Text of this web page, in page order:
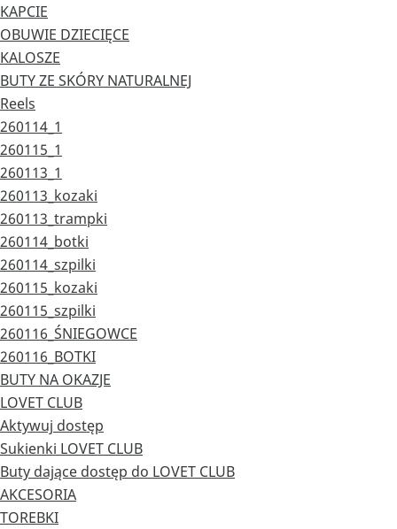
KAPCIE
OBUWIE DZIECIĘCE
KALOSZE
BUTY ZE SKÓRY NATURALNEJ
Reels
260114_1
260115_1
260113_1
260113_kozaki
260113_trampki
260114_botki
260114_szpilki
260115_kozaki
260115_szpilki
260116_ŚNIEGOWCE
260116_BOTKI
BUTY NA OKAZJE
LOVET CLUB
Aktywuj dostęp
Sukienki LOVET CLUB
Buty dające dostęp do LOVET CLUB
AKCESORIA
TOREBKI